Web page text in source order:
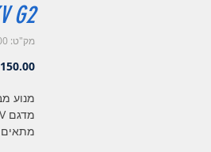
G2
מק"ט: HW30404500
מדגם QUICRUN 3150KV דור 2
מתאים